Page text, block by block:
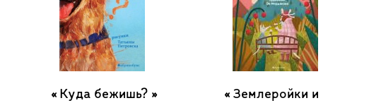
Куда бежишь? »
Землеройки и